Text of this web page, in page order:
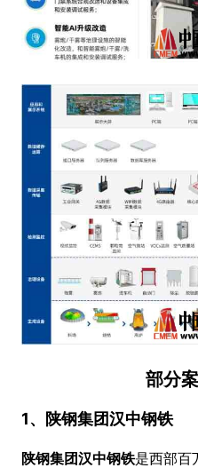
部分
1、陕钢集团汉中钢铁
陕钢集团汉中钢铁是西部百